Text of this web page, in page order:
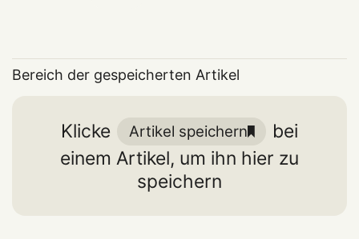
Bereich der gespeicherten Artikel
Klicke Artikel speichern
bei
einem Artikel, um ihn hier zu
speichern